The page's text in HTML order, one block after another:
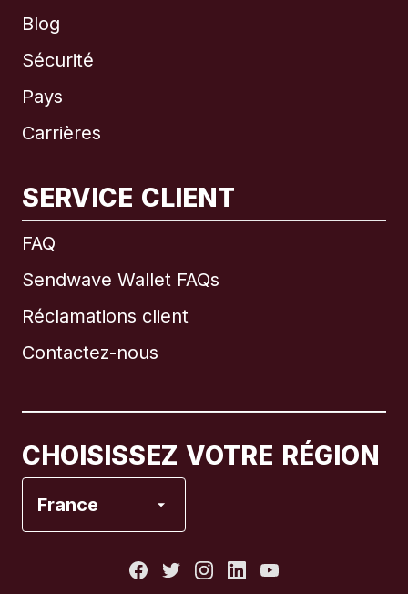
Blog
Sécurité
Pays
Carrières
SERVICE CLIENT
FAQ
Sendwave Wallet FAQs
Réclamations client
Contactez-nous
CHOISISSEZ VOTRE RÉGION
France
International English
Brésil